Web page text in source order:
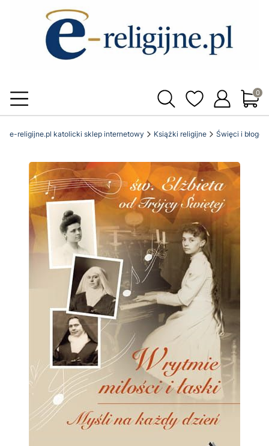
e-religijne.pl katolicki sklep internetowy Książki religijne Święci i